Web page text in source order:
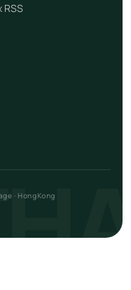
RSS
· HongKong